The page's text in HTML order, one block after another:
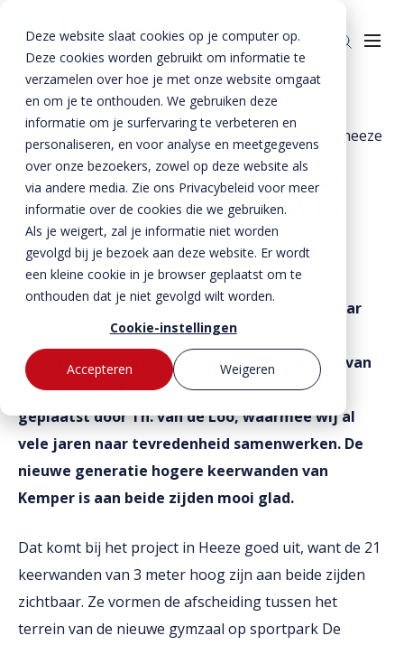
Deze website slaat cookies op je computer op.
Deze cookies worden gebruikt om informatie te
verzamelen over hoe je met onze website omgaat
en om je te onthouden. We gebruiken deze
informatie om je surfervaring te verbeteren en
personaliseren, en voor analyse en meetgegevens
over onze bezoekers, zowel op deze website als
via andere media. Zie ons Privacybeleid voor meer
informatie over de cookies die we gebruiken.
Als je weigert, zal je informatie niet worden
gevolgd bij je bezoek aan deze website. Er wordt
een kleine cookie in je browser geplaatst om te
onthouden dat je niet gevolgd wilt worden.
Cookie-instellingen
Accepteren
Weigeren
Bestekservice
Downloads
Werken bij
Producten
Enkelkerende keerwanden
Dubbelkerende keerwanden
Zwaarbelastbare keerwanden
Zwaluwwanden
Bloktraptreden
Oplossingen
Infra & Openbare ruimte
Sport & Recreatie
Op- en overslag
Waterkeringen
BTE Groep
Onze verhalen
Over ons
Duurzaamheid
MVO
Home »Project»
Eerste keerwanden van nieuw type geplaatst in heeze
Eerste keerwanden van
nieuw type geplaatst in
Heeze
Gebak was er niet, ook geen champagne, maar
trots zijn wij van Kemper Beton wel op de
plaatsing van de eerste nieuwe keerwanden van
het type 300LT2. Ze staan in Heeze en zijn
geplaatst door Th. van de Loo, waarmee wij al
vele jaren naar tevredenheid samenwerken. De
nieuwe generatie hogere keerwanden van
Kemper is aan beide zijden mooi glad.
Dat komt bij het project in Heeze goed uit, want de 21
keerwanden van 3 meter hoog zijn aan beide zijden
zichtbaar. Ze vormen de afscheiding tussen het
terrein van de nieuwe gymzaal op sportpark De